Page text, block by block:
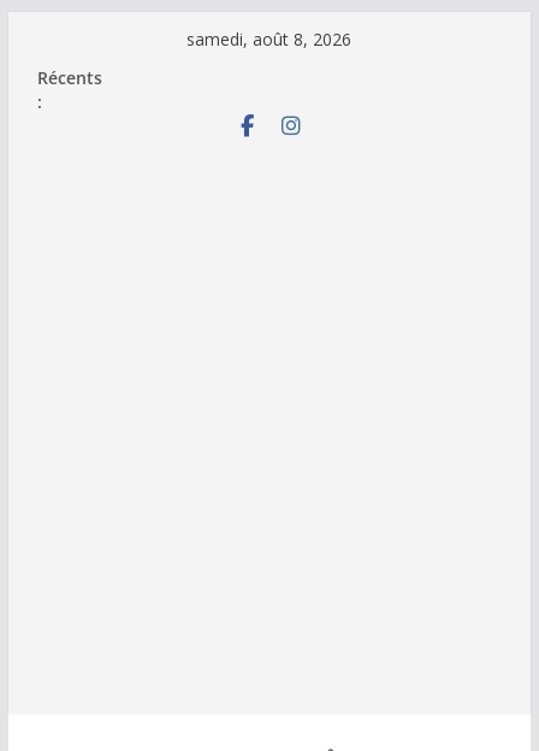
contenu
samedi, août 8, 2026
Récents
: